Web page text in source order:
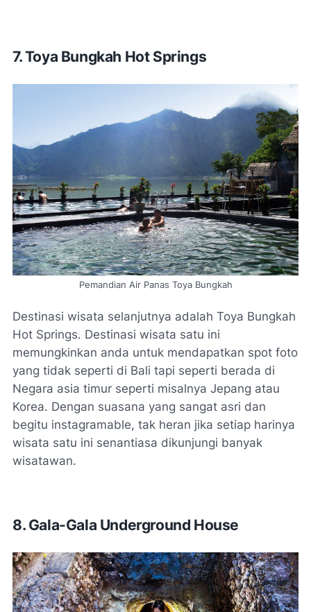
7.Toya Bungkah Hot Springs
Pemandian Air Panas Toya Bungkah
Destinasi wisata selanjutnya adalah Toya Bungkah
Hot Springs. Destinasi wisata satu ini
memungkinkan anda untuk mendapatkan spot foto
yang tidak seperti di Bali tapi seperti berada di
Negara asia timur seperti misalnya Jepang atau
Korea. Dengan suasana yang sangat asri dan
begitu instagramable, tak heran jika setiap harinya
wisata satu ini senantiasa dikunjungi banyak
wisatawan.
8. Gala-Gala Underground House